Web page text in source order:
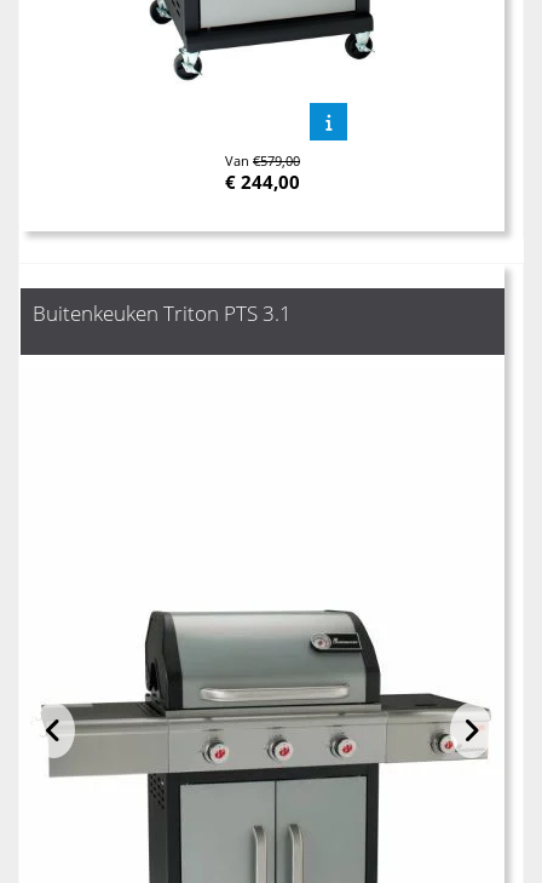
Van €579,00
€ 244,00
Buitenkeuken Triton PTS 3.1